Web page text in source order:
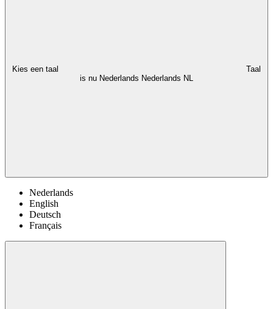
Kies een taal
Taal
is nu Nederlands Nederlands NL
Nederlands
English
Deutsch
Français